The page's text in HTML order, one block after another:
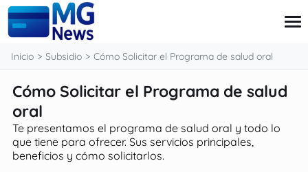
contenido
Tarjeta
Finanzas
Pensiones
Préstamo
Ingressos Extra
Inicio Subsidio Cómo Solicitar el Programa de salud oral
Cómo Solicitar el Programa de salud
oral
Te presentamos el programa de salud oral y todo lo
que tiene para ofrecer. Sus servicios principales,
beneficios y cómo solicitarlos.